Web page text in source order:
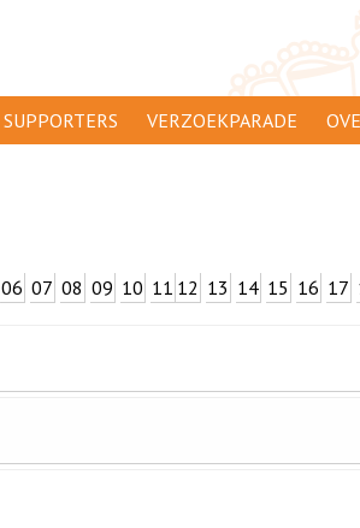
SUPPORTERS VERZOEKPARADE
06 07 08 09 10 11 12 13 14 15 16 17